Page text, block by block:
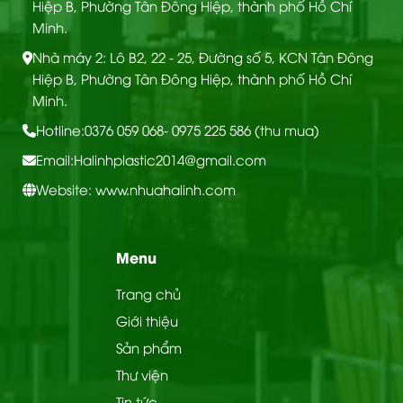
CẤU TẠO TẤM ỐP ĐA NĂNG THAN TRE
Hiệp B, Phường Tân Đông Hiệp, thành phố Hồ Chí
Minh.
Nhà máy 2: Lô B2, 22 - 25, Đường số 5, KCN Tân Đông
Hiệp B, Phường Tân Đông Hiệp, thành phố Hồ Chí
Minh.
Hotline:0376 059 068- 0975 225 586 (thu mua)
Email:Halinhplastic2014@gmail.com
Website: www.nhuahalinh.com
Menu
Trang chủ
Giới thiệu
Sản phẩm
Thư viện